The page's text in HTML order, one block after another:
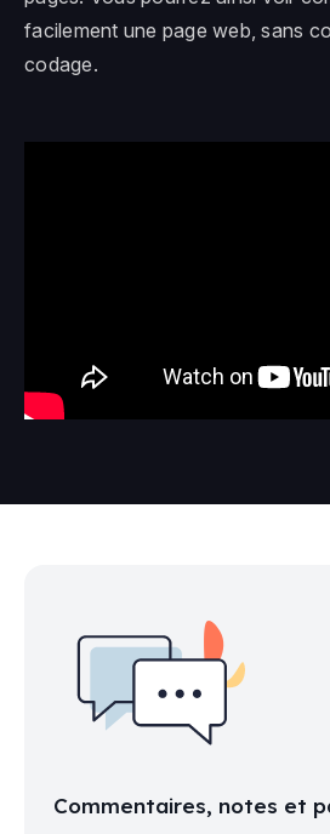
facilement une page web, sans
codage.
Commentaires, notes et